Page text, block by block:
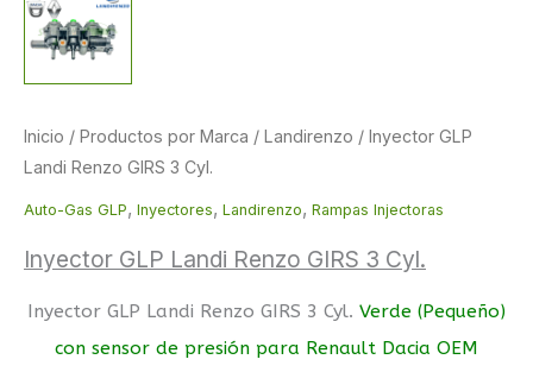
Inicio / Productos por Marca / Landirenzo / Inyector GLP
Landi Renzo GIRS 3 Cyl.
Auto-Gas GLP, Inyectores, Landirenzo, Rampas Injectoras
Inyector GLP Landi Renzo GIRS 3 Cyl.
Inyector GLP Landi Renzo GIRS 3 Cyl. Verde (Pequeño)
con sensor de presión para Renault Dacia OEM